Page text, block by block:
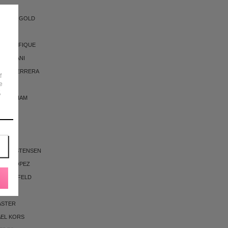
GOLD
PACIFIQUE
BANANI
HERRERA
BECKHAM
KRISTENSEN
LOPEZ
KORS